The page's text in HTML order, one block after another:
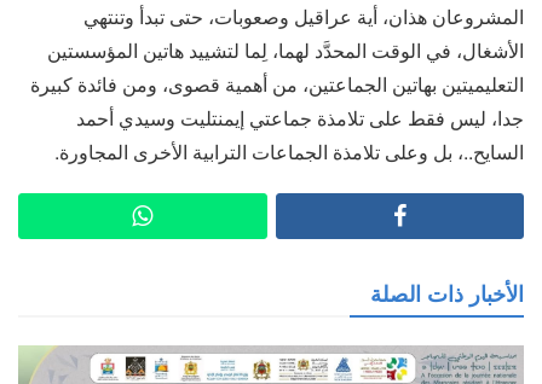
المشروعان هذان، أية عراقيل وصعوبات، حتى تبدأ وتنتهي
الأشغال، في الوقت المحدَّد لهما، لِما لتشييد هاتين المؤسستين
التعليميتين بهاتين الجماعتين، من أهمية قصوى، ومن فائدة كبيرة
جدا، ليس فقط على تلامذة جماعتي إيمنتليت وسيدي أحمد
السايح..، بل وعلى تلامذة الجماعات الترابية الأخرى المجاورة.
الأخبار ذات الصلة